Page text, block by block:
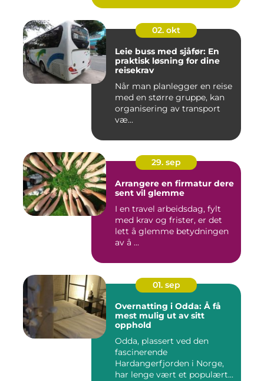
02. okt
Leie buss med sjåfør: En
praktisk løsning for dine
reisekrav
Når man planlegger en reise
med en større gruppe, kan
organisering av transport
væ...
29. sep
Arrangere en firmatur dere
sent vil glemme
I en travel arbeidsdag, fylt
med krav og frister, er det
lett å glemme betydningen
av å ...
01. sep
Overnatting i Odda: Å få
mest mulig ut av sitt
opphold
Odda, plassert ved den
fascinerende
Hardangerfjorden i Norge,
har lenge vært et populært...